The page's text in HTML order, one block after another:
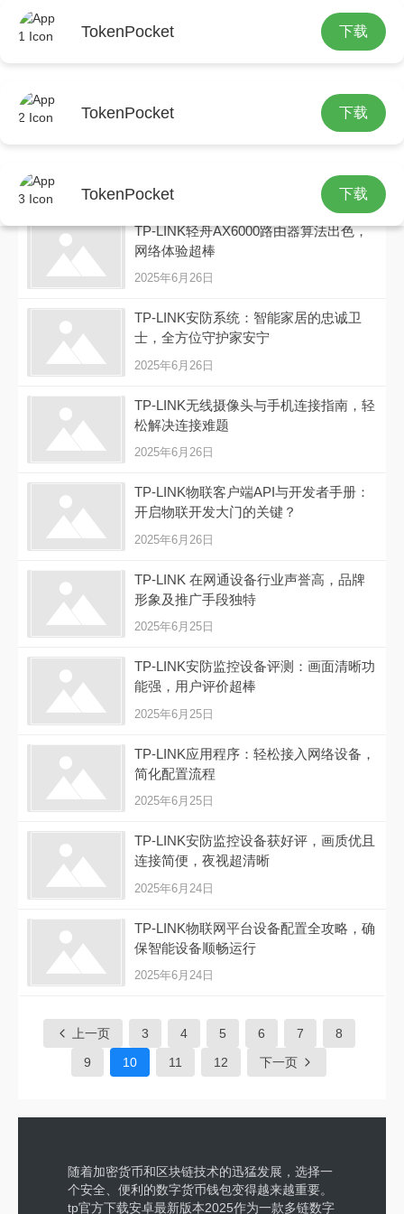
TokenPocket 下载
TokenPocket 下载
TokenPocket 下载
TP-LINK
2025年6月27日
TP-LINK轻舟AX6000路由器算法出色，
网络体验超棒
2025年6月26日
TP-LINK安防系统：智能家居的忠诚卫
士，全方位守护家安宁
2025年6月26日
TP-LINK无线摄像头与手机连接指南，轻
松解决连接难题
2025年6月26日
TP-LINK物联客户端API与开发者手册：
开启物联开发大门的关键？
2025年6月26日
TP-LINK 在网通设备行业声誉高，品牌
形象及推广手段独特
2025年6月25日
TP-LINK安防监控设备评测：画面清晰功
能强，用户评价超棒
2025年6月25日
TP-LINK应用程序：轻松接入网络设备，
简化配置流程
2025年6月25日
TP-LINK安防监控设备获好评，画质优且
连接简便，夜视超清晰
2025年6月24日
TP-LINK物联网平台设备配置全攻略，确
保智能设备顺畅运行
2025年6月24日
上一页 3 4 5 6 7
8
9
10 11 12 下一页
随着加密货币和区块链技术的迅猛发展，选择一
个安全、便利的数字货币钱包变得越来越重要。
tp官方下载安卓最新版本2025作为一款多链数字